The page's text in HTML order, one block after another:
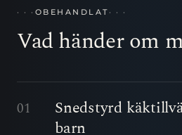
OBEHANDLAT
Vad händer om
01
Snedstyrd
barn